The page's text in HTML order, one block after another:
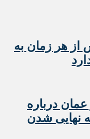
از هر زمان به
درباره
نهایی شدن